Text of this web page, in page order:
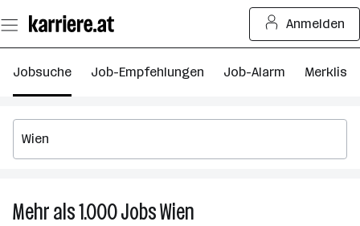
Seiteninhalt
springen
Anmelden
Jobsuche Job-Empfehlungen Job-Alarm Merkliste
Mehr als 1.000JobsWien